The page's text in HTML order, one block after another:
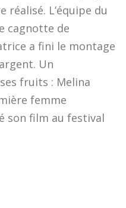
réalisé. L’équipe du
cagnotte de
a fini le montage
Un
fruits : Melina
femme
son film au festival